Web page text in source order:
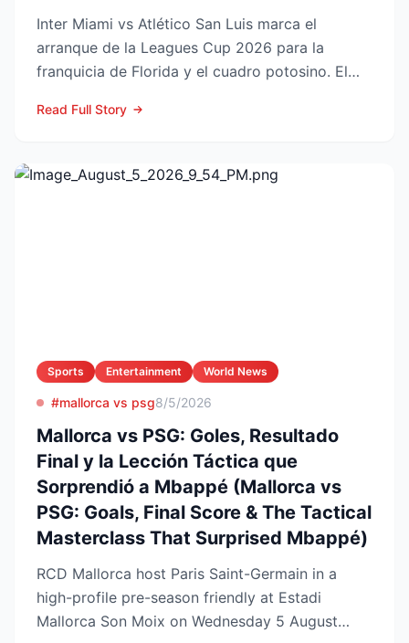
Inter Miami vs Atlético San Luis marca el
arranque de la Leagues Cup 2026 para la
franquicia de Florida y el cuadro potosino. El
Read Full Story
Sports Entertainment World News
#mallorca vs psg8/5/2026
Mallorca vs PSG: Goles, Resultado
Final y la Lección Táctica que
Sorprendió a Mbappé (Mallorca vs
PSG: Goals, Final Score & The Tactical
Masterclass That Surprised Mbappé)
RCD Mallorca host Paris Saint-Germain in a
high-profile pre-season friendly at Estadi
Mallorca Son Moix on Wednesday 5 August